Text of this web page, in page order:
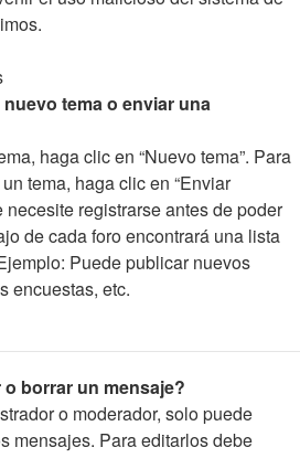
tema o enviar una
haga clic en “Nuevo tema”. Para
tema, haga clic en “Enviar
necesite registrarse antes de poder
de cada foro encontrará una lista
Puede publicar nuevos
encuestas, etc.
borrar un mensaje?
o moderador, solo puede
mensajes. Para editarlos debe